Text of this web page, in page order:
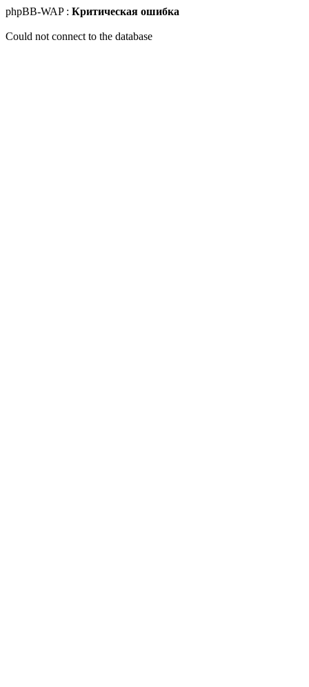
phpBB-WAP : Критическая ошибка
Could not connect to the database